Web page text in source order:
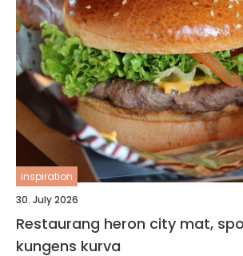
inspiration
30. July 2026
Restaurang heron city mat, sport och nöjen i
kungens kurva